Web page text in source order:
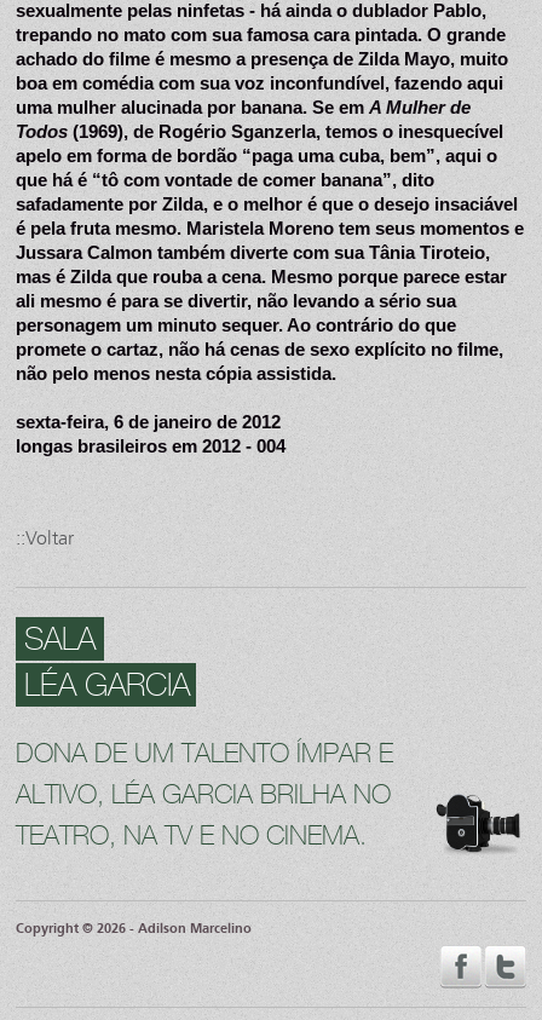
sexualmente pelas ninfetas - há ainda o dublador Pablo,
trepando no mato com sua famosa cara pintada. O grande
achado do filme é mesmo a presença de Zilda Mayo, muito
boa em comédia com sua voz inconfundível, fazendo aqui
uma mulher alucinada por banana. Se em A Mulher de
Todos (1969), de Rogério Sganzerla, temos o inesquecível
apelo em forma de bordão “paga uma cuba, bem”, aqui o
que há é “tô com vontade de comer banana”, dito
safadamente por Zilda, e o melhor é que o desejo insaciável
é pela fruta mesmo. Maristela Moreno tem seus momentos e
Jussara Calmon também diverte com sua Tânia Tiroteio,
mas é Zilda que rouba a cena. Mesmo porque parece estar
ali mesmo é para se divertir, não levando a sério sua
personagem um minuto sequer. Ao contrário do que
promete o cartaz, não há cenas de sexo explícito no filme,
não pelo menos nesta cópia assistida.
sexta-feira, 6 de janeiro de 2012
longas brasileiros em 2012 - 004
::Voltar
SALA
LÉA GARCIA
DONA DE UM TALENTO ÍMPAR E
ALTIVO, LÉA GARCIA BRILHA NO
TEATRO, NA TV E NO CINEMA.
Copyright © 2026 - Adilson Marcelino